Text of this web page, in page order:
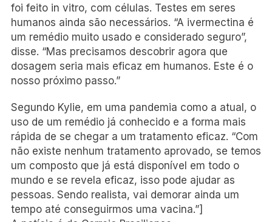
foi feito in vitro, com células. Testes em seres
humanos ainda são necessários. “A ivermectina é
um remédio muito usado e considerado seguro”,
disse. “Mas precisamos descobrir agora que
dosagem seria mais eficaz em humanos. Este é o
nosso próximo passo.”
Segundo Kylie, em uma pandemia como a atual, o
uso de um remédio já conhecido e a forma mais
rápida de se chegar a um tratamento eficaz. “Com
não existe nenhum tratamento aprovado, se temos
um composto que já está disponível em todo o
mundo e se revela eficaz, isso pode ajudar as
pessoas. Sendo realista, vai demorar ainda um
tempo até conseguirmos uma vacina.”]